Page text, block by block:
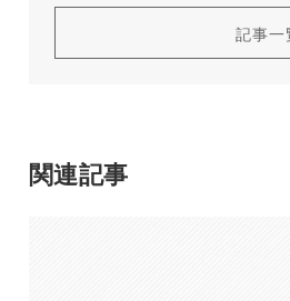
記事一
関連記事